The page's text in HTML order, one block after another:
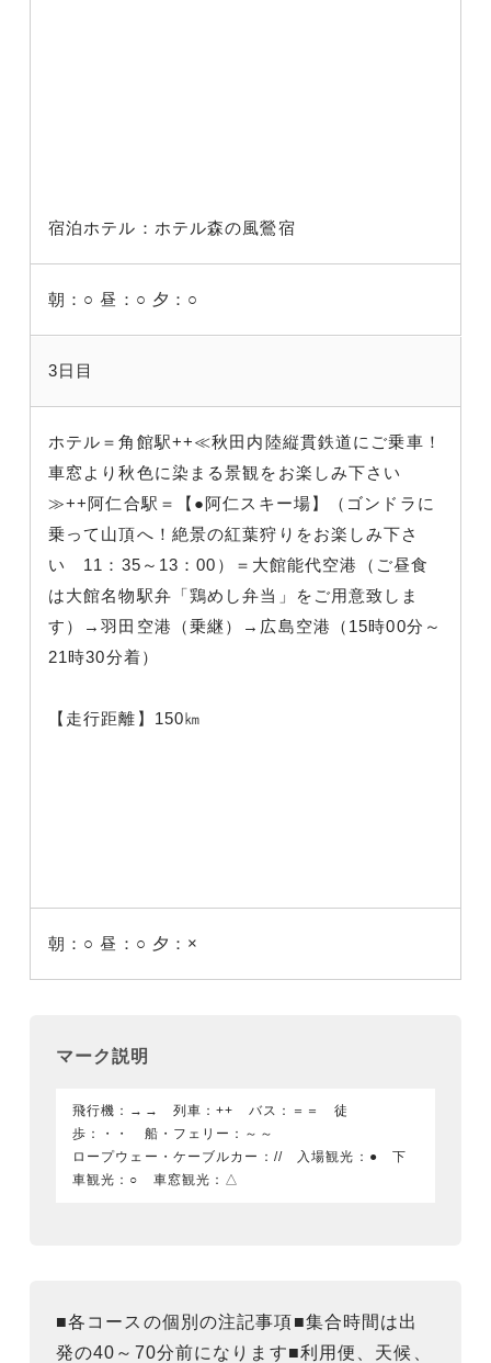
宿泊ホテル：ホテル森の風鶯宿
朝：○ 昼：○ 夕：○
3日目
ホテル＝角館駅++≪秋田内陸縦貫鉄道にご乗車！
車窓より秋色に染まる景観をお楽しみ下さい
≫++阿仁合駅＝【●阿仁スキー場】（ゴンドラに
乗って山頂へ！絶景の紅葉狩りをお楽しみ下さ
い 11：35～13：00）＝大館能代空港（ご昼食
は大館名物駅弁「鶏めし弁当」をご用意致しま
す）→羽田空港（乗継）→広島空港（15時00分～
21時30分着）
【走行距離】150㎞
朝：○ 昼：○ 夕：×
マーク説明
飛行機：→→ 列車：++ バス：＝＝ 徒
歩：・・ 船・フェリー：～～
ロープウェー・ケーブルカー：// 入場観光：● 下
車観光：○ 車窓観光：△
■各コースの個別の注記事項■集合時間は出
発の40～70分前になります■利用便、天候、